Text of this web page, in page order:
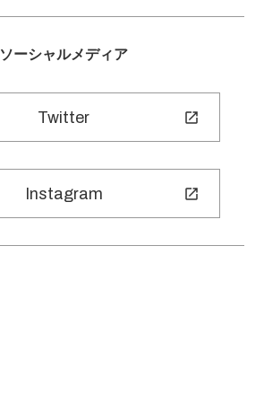
ソーシャルメディア
Twitter
Instagram